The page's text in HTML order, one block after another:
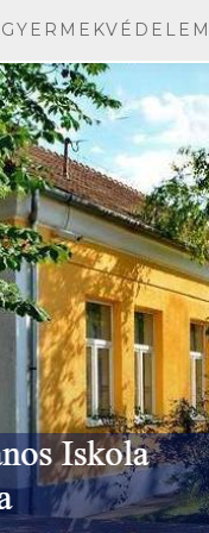
GYERMEKVÉDELEM